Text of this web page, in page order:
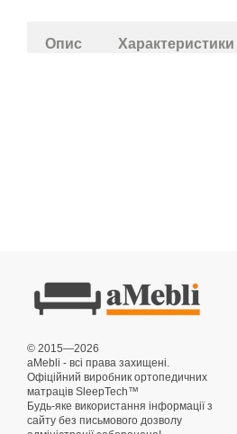
Опис Характеристики
© 2015—2026
aMebli - всі права захищені.
Офіційний виробник ортопедичних
матраців SleepTech™
Будь-яке використання інформації з
сайту без письмового дозволу